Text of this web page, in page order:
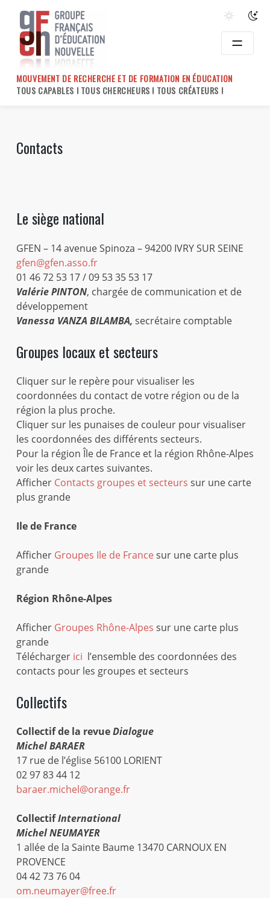
content
MOUVEMENT DE RECHERCHE ET DE FORMATION EN ÉDUCATION
TOUS CAPABLES ! TOUS CHERCHEURS ! TOUS CRÉATEURS !
Contacts
Le siège national
GFEN – 14 avenue Spinoza – 94200 IVRY SUR SEINE
gfen@gfen.asso.fr
01 46 72 53 17 / 09 53 35 53 17
Valérie PINTON, chargée de communication et de
développement
Vanessa VANZA BILAMBA, secrétaire comptable
Groupes locaux et secteurs
Cliquer sur le repère pour visualiser les
coordonnées du contact de votre région ou de la
région la plus proche.
Cliquer sur les punaises de couleur pour visualiser
les coordonnées des différents secteurs.
Pour la région Île de France et la région Rhône-Alpes
voir les deux cartes suivantes.
Afficher Contacts groupes et secteurs sur une carte
plus grande
Ile de France
Afficher Groupes Ile de France sur une carte plus
grande
Région Rhône-Alpes
Afficher Groupes Rhône-Alpes sur une carte plus
grande
Télécharger ici l’ensemble des coordonnées des
contacts pour les groupes et secteurs
Collectifs
Collectif de la revueDialogue
Michel BARAER
17 rue de l’église 56100 LORIENT
02 97 83 44 12
baraer.michel@orange.fr
CollectifInternational
Michel NEUMAYER
1 allée de la Sainte Baume 13470 CARNOUX EN
PROVENCE
04 42 73 76 04
om.neumayer@free.fr